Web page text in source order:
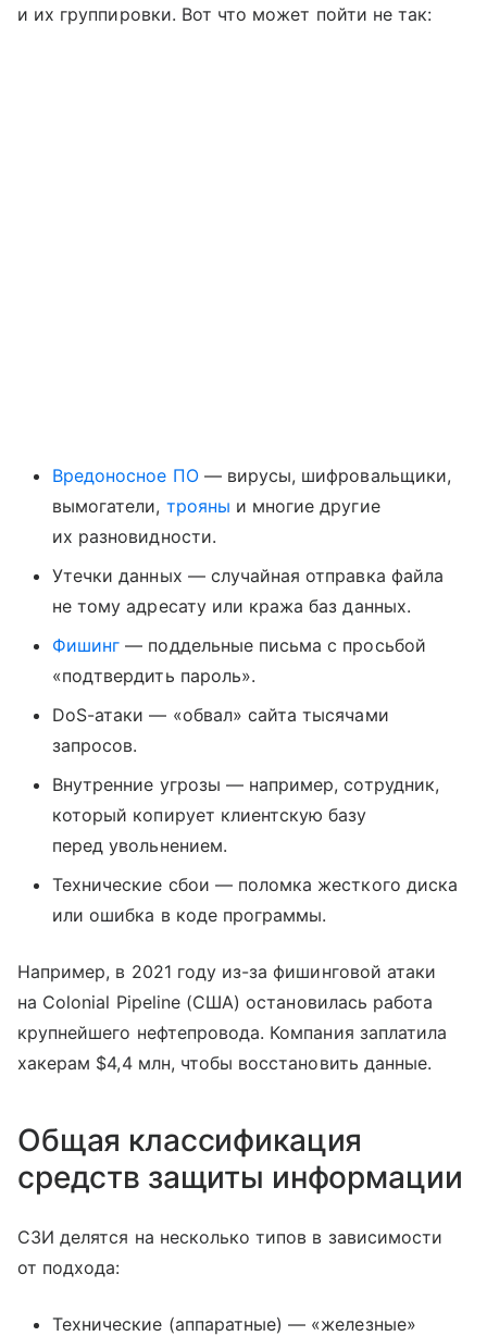
и их группировки. Вот что может пойти не так:
Вредоносное ПО— вирусы, шифровальщики,
вымогатели, трояны и многие другие
их разновидности.
Утечки данных — случайная отправка файла
не тому адресату или кража баз данных.
Фишинг — поддельные письма с просьбой
«подтвердить пароль».
DoS-атаки — «обвал» сайта тысячами
запросов.
Внутренние угрозы — например, сотрудник,
который копирует клиентскую базу
перед увольнением.
Технические сбои — поломка жесткого диска
или ошибка в коде программы.
Например, в 2021 году из-за фишинговой атаки
на Colonial Pipeline (США) остановилась работа
крупнейшего нефтепровода. Компания заплатила
хакерам $4,4 млн, чтобы восстановить данные.
Общая классификация
средств защиты информации
СЗИ делятся на несколько типов в зависимости
от подхода:
Технические (аппаратные) — «железные»